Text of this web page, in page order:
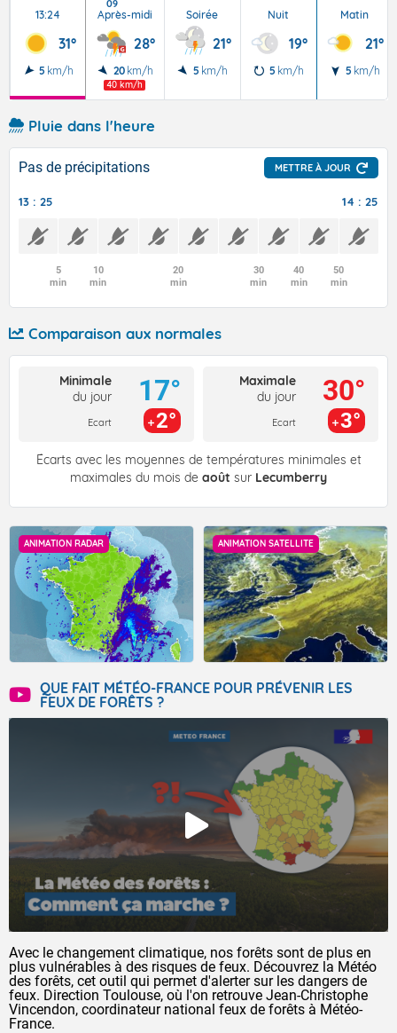
13:24
31°
5 km/h
09
Après-midi
28°
20 km/h
40 km/h
Soirée
21°
5 km/h
Nuit
19°
5 km/h
Matin
21°
5 km/h
Pluie dans l'heure
Pas de précipitations METTRE À JOUR
13 : 25 14 : 25
5
min
10
min
20
min
30
min
40
min
50
min
Comparaison aux normales
Minimale
du jour
Ecart
17°
2°
Maximale
du jour
Ecart
30°
3°
Écarts avec les moyennes de températures minimales et
maximales du mois de août sur Lecumberry
ANIMATION RADAR ANIMATION SATELLITE
QUE FAIT MÉTÉO-FRANCE POUR PRÉVENIR LES
FEUX DE FORÊTS ?
Avec le changement climatique, nos forêts sont de plus en
plus vulnérables à des risques de feux. Découvrez la Météo
des forêts, cet outil qui permet d'alerter sur les dangers de
feux. Direction Toulouse, où l'on retrouve Jean-Christophe
Vincendon, coordinateur national feux de forêts à Météo-
France.